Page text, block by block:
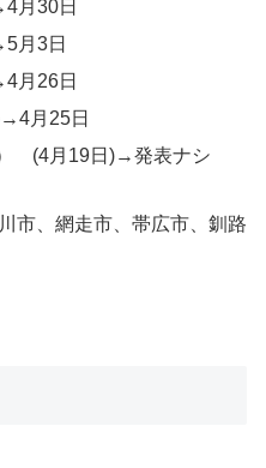
月30日
月3日
月26日
月25日
(4月19日)→発表ナシ
市、網走市、帯広市、釧路